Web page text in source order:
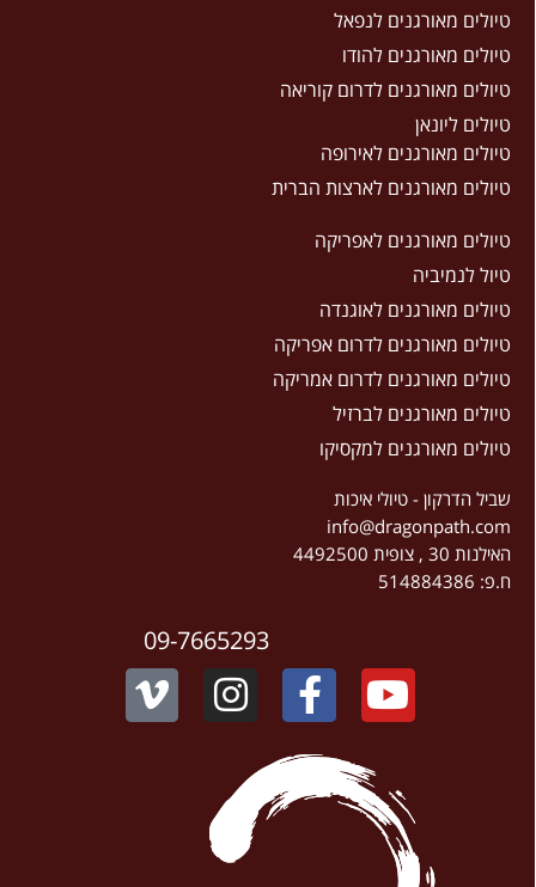
טיולים מאורגנים לנפאל
טיולים מאורגנים להודו
טיולים מאורגנים לדרום קוריאה
טיולים ליונאן
טיולים מאורגנים לאירופה
טיולים מאורגנים לארצות הברית
טיולים מאורגנים לאפריקה
טיול לנמיביה
טיולים מאורגנים לאוגנדה
טיולים מאורגנים לדרום אפריקה
טיולים מאורגנים לדרום אמריקה
טיולים מאורגנים לברזיל
טיולים מאורגנים למקסיקו
שביל הדרקון - טיולי איכות
info@dragonpath.com
האילנות 30 , צופית 4492500
ח.פ: 514884386
09-7665293